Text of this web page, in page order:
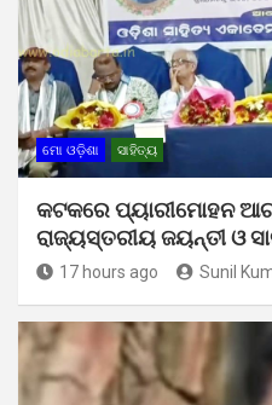
ମୋ ଓଡ଼ିଶା ସାହିତ୍ୟ
କଟକରେ ପ୍ୟାରୀମୋହନ
ରାଜ୍ୟସ୍ତରୀୟ ଜୟନ୍ତୀ ଓ
17 hours ago Sunil